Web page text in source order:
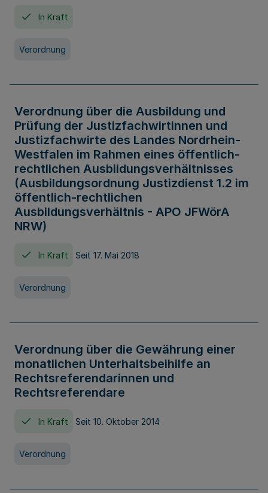
In Kraft
Verordnung
Verordnung über die Ausbildung und
Prüfung der Justizfachwirtinnen und
Justizfachwirte des Landes Nordrhein-
Westfalen im Rahmen eines öffentlich-
rechtlichen Ausbildungsverhältnisses
(Ausbildungsordnung Justizdienst 1.2 im
öffentlich-rechtlichen
Ausbildungsverhältnis - APO JFWörA
NRW)
In Kraft Seit 17. Mai 2018
Verordnung
Verordnung über die Gewährung einer
monatlichen Unterhaltsbeihilfe an
Rechtsreferendarinnen und
Rechtsreferendare
In Kraft Seit 10. Oktober 2014
Verordnung